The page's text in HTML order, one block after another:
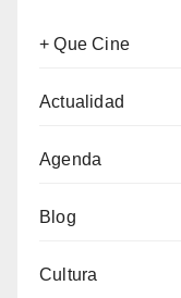
+ Que Cine
Actualidad
Agenda
Blog
Cultura